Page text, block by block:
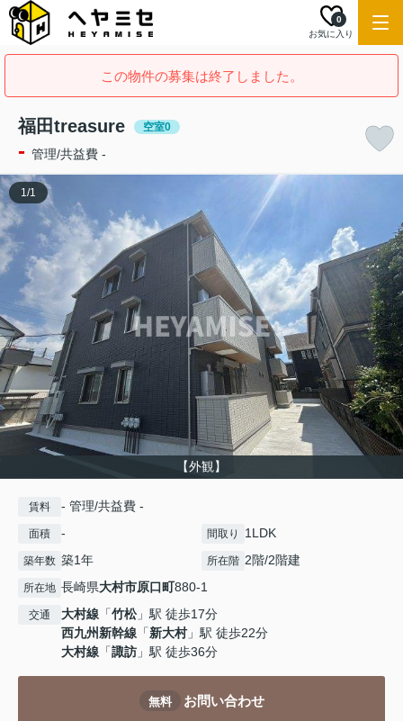
お気に入り
0
この物件の募集は終了しました。
福田treasure 空室0
- 管理/共益費 -
【外観】
1/1
賃料 - 管理/共益費 -
面積 - 間取り 1LDK
築年数 築1年 所在階 2階/2階建
所在地 長崎県大村市原口町880-1
交通 大村線 「竹松」駅 徒歩17分
西九州新幹線 「新大村」駅 徒歩22分
大村線 「諏訪 」駅 徒歩36分
無料 お問い合わせ